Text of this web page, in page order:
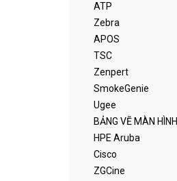
ATP
Zebra
APOS
TSC
Zenpert
SmokeGenie
Ugee
BẢNG VẼ MÀN HÌNH
HPE Aruba
Cisco
ZGCine